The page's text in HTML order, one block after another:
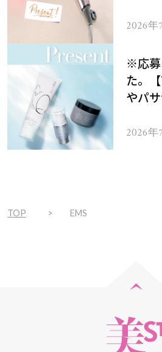
ヘア
2026
※応募
た。
やパ
ムを
2026
TOP EMS